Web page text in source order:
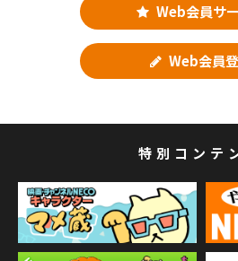
Web会員サ
Web会員
特別コンテ